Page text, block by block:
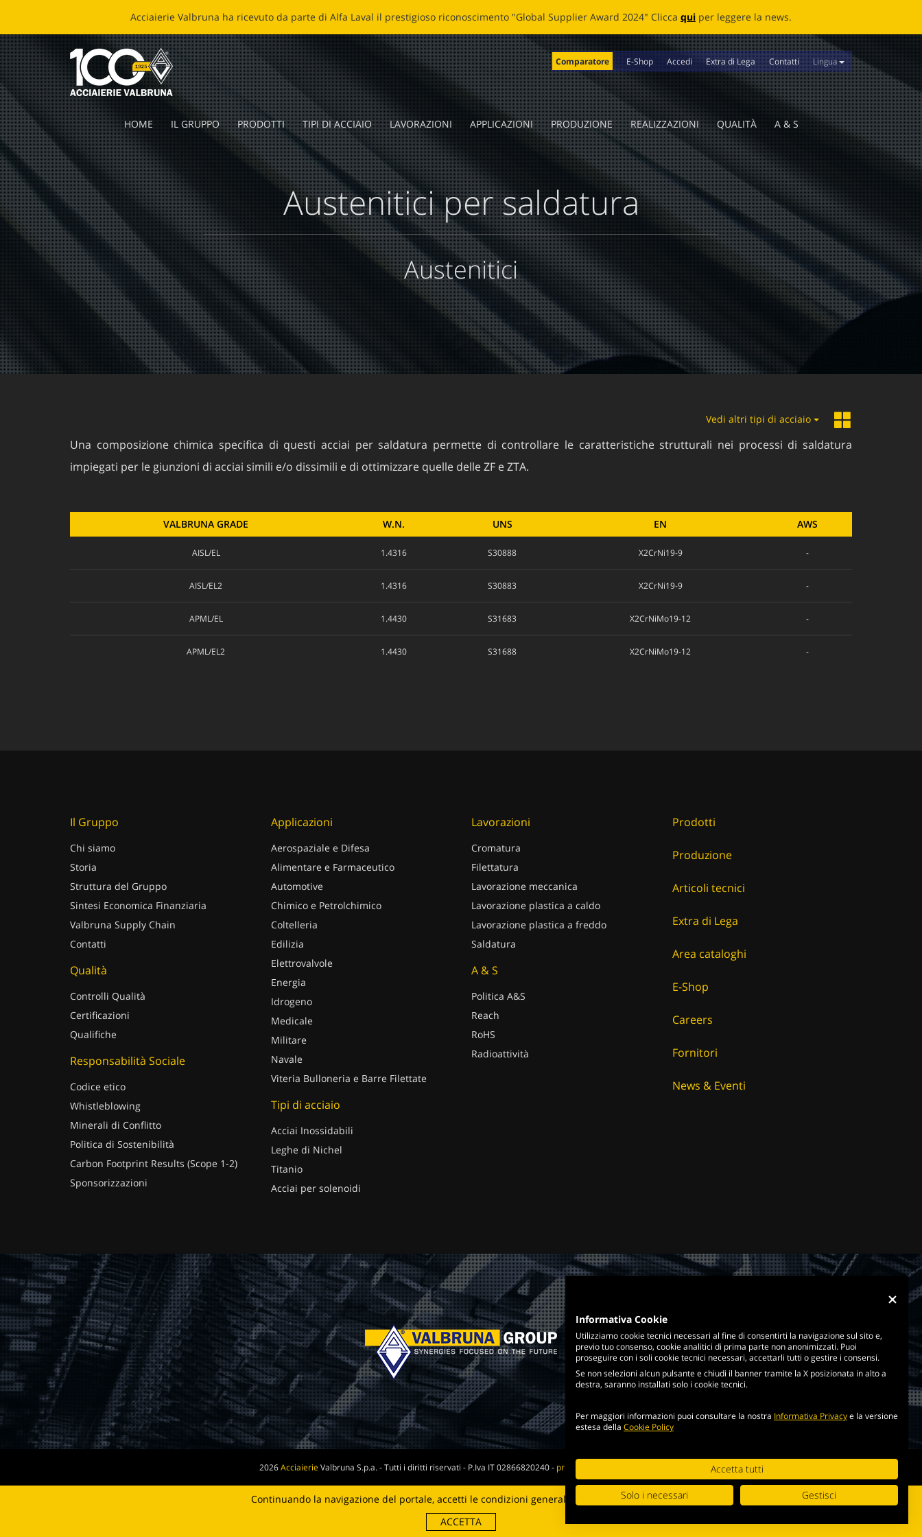
ECOBLADE: NUOVA VITA ALLE LAME SPEZZATE Cliccaquiper leggere la news.
Comparatore E-Shop Accedi Extra di Lega Contatti Lingua
HOME IL GRUPPO PRODOTTI TIPI DI ACCIAIO LAVORAZIONI APPLICAZIONI PRODUZIONE REALIZZAZIONI QUALITÀ A & S
Austenitici per saldatura
Austenitici
Vedi altri tipi di acciaio
Una composizione chimica specifica di questi acciai per saldatura permette di controllare le caratteristiche strutturali nei processi di saldatura
impiegati per le giunzioni di acciai simili e/o dissimili e di ottimizzare quelle delle ZF e ZTA.
VALBRUNA GRADE W.N. UNS EN AWS
AISL/EL 1.4316 S30888 X2CrNi19-9 -
AISL/EL2 1.4316 S30883 X2CrNi19-9 -
APML/EL 1.4430 S31683 X2CrNiMo19-12 -
APML/EL2 1.4430 S31688 X2CrNiMo19-12 -
Il Gruppo
Chi siamo
Storia
Struttura del Gruppo
Sintesi Economica Finanziaria
Valbruna Supply Chain
Contatti
Qualità
Controlli Qualità
Certificazioni
Qualifiche
Responsabilità Sociale
Codice etico
Whistleblowing
Minerali di Conflitto
Politica di Sostenibilità
Carbon Footprint Results (Scope 1-2)
Sponsorizzazioni
Applicazioni
Aerospaziale e Difesa
Alimentare e Farmaceutico
Automotive
Chimico e Petrolchimico
Coltelleria
Edilizia
Elettrovalvole
Energia
Idrogeno
Medicale
Militare
Navale
Viteria Bulloneria e Barre Filettate
Tipi di acciaio
Acciai Inossidabili
Leghe di Nichel
Titanio
Acciai per solenoidi
Lavorazioni
Cromatura
Filettatura
Lavorazione meccanica
Lavorazione plastica a caldo
Lavorazione plastica a freddo
Saldatura
A & S
Politica A&S
Reach
RoHS
Radioattività
Prodotti
Produzione
Articoli tecnici
Extra di Lega
Area cataloghi
E-Shop
Careers
Fornitori
News & Eventi
2026AcciaierieValbruna S.p.a. - Tutti i diritti riservati - P.Iva IT 02866820240 - privacy policy
Digital Strategy
Continuando la navigazione del portale, accetti le condizioni generali e i termini di utilizzo.
ACCETTA
Informativa Cookie
Utilizziamo cookie tecnici necessari al fine di consentirti la navigazione sul sito e,
previo tuo consenso, cookie analitici di prima parte non anonimizzati. Puoi
proseguire con i soli cookie tecnici necessari, accettarli tutti o gestire i consensi.
Se non selezioni alcun pulsante e chiudi il banner tramite la X posizionata in alto a
destra, saranno installati solo i cookie tecnici.
Per maggiori informazioni puoi consultare la nostra Informativa Privacye la versione
estesa della Cookie Policy
Accetta tutti
Solo i necessari
Gestisci